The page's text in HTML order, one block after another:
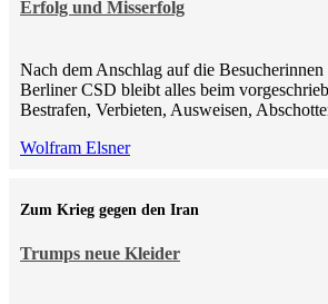
Erfolg und Misserfolg
Nach dem Anschlag auf die Besucherinnen
Berliner CSD bleibt alles beim
Bestrafen, Verbieten, Ausweisen,
Wolfram Elsner
Trumps neue Kleider
Zum Krieg gegen den Iran